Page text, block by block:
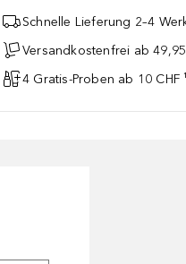
Schnelle Lieferung 2–4
Versandkostenfrei ab 49,95
4 Gratis-Proben ab 10 CHF